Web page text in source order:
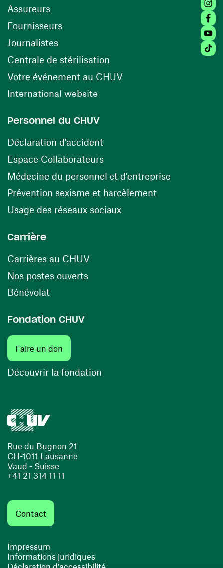
Rue du Bugnon 21
CH-1011 Lausanne
Vaud - Suisse
+41 21 314 11 11
Contact
Impressum
Informations juridiques
Assureurs
Fournisseurs(opens in a new window)
Journalistes
Centrale de stérilisation (opens in a new window)
Votre événement au CHUV(opens in a new
International website
Personnel du CHUV
Déclaration d'accident
Espace Collaborateurs(opens in a new window)
Médecine du personnel et d’entreprise
Prévention sexisme et harcèlement
Usage des réseaux sociaux(opens in a new
Carrière
Carrières au CHUV(opens in a new window)
Nos postes ouverts(opens in a new window)
Bénévolat
Fondation CHUV
Faire un don
Découvrir la fondation